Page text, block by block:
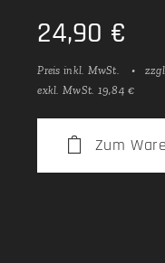
24,90 €
Preis inkl. MwSt.
exkl. MwSt. 19,84 €
Zum